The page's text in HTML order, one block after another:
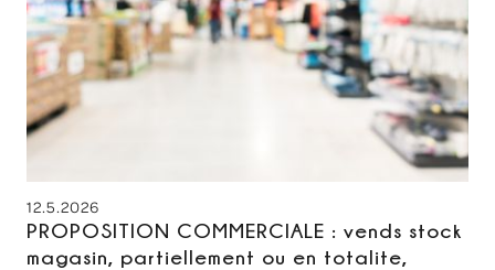
12.5.2026
PROPOSITION COMMERCIALE : vends stock
magasin, partiellement ou en totalite,